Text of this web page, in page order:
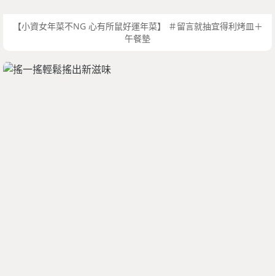
【小資女年菜不NG 心有所鼠好運年菜】 ＃留言就抽宜得利烤皿＋
午餐墊